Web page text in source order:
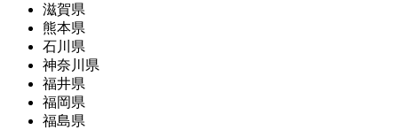
滋賀県
熊本県
石川県
神奈川県
福井県
福岡県
福島県